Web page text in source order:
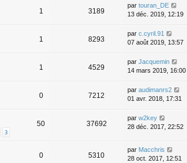
1 3189
par touran_DE
13 déc. 2019, 12:19
1 8293
par c.cyril.91
07 août 2019, 13:57
1 4529
par Jacquemin
14 mars 2019, 16:00
0 7212
par audimanrs2
01 avr. 2018, 17:31
3
50 37692
par w2key
28 déc. 2017, 22:52
0 5310
par Macchris
28 oct. 2017, 12:51